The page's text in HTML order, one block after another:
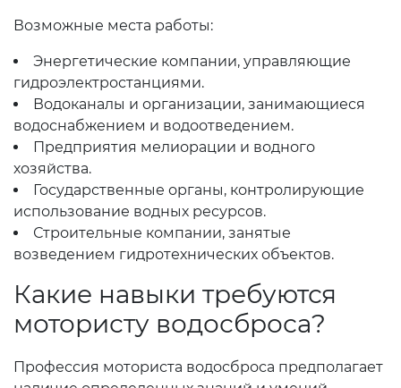
Возможные места работы:
Энергетические компании, управляющие
гидроэлектростанциями.
Водоканалы и организации, занимающиеся
водоснабжением и водоотведением.
Предприятия мелиорации и водного
хозяйства.
Государственные органы, контролирующие
использование водных ресурсов.
Строительные компании, занятые
возведением гидротехнических объектов.
Какие навыки требуются
мотористу водосброса?
Профессия моториста водосброса предполагает